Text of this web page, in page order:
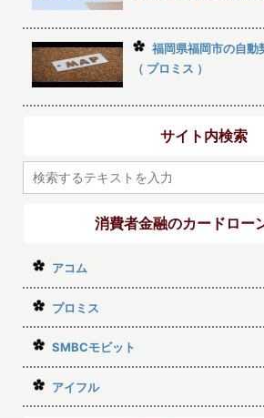
福岡県福岡市の自動
（ プロミス ）
サイト内検索
消費者金融のカードロー
アコム
プロミス
SMBCモビット
アイフル